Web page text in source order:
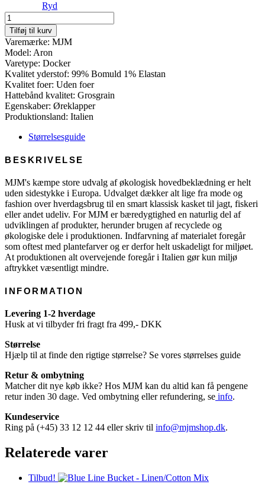
Ryd
Aron
-
41
Bamboo/Recycled
Polyester
antal
Tilføj til kurv
Varemærke: MJM
Model: Aron
Varetype: Docker
Kvalitet yderstof: 99% Bomuld 1% Elastan
Kvalitet foer: Uden foer
Hattebånd kvalitet: Grosgrain
Egenskaber: Øreklapper
Produktionsland: Italien
Størrelsesguide
BESKRIVELSE
MJM's kæmpe store udvalg af økologisk hovedbeklædning er helt
uden sidestykke i Europa. Udvalget dækker alt lige fra mode og
fashion over hverdagsbrug til en smart klassisk kasket til jagt, fiskeri
eller andet udeliv. For MJM er bæredygtighed en naturlig del af
udviklingen af produkter, herunder brugen af recyclede og
økologiske dele i produktionen. Indfarvning af materialet foregår
som oftest med plantefarver og er derfor helt uskadeligt for miljøet.
At produktionen alt overvejende foregår i Italien gør kun miljø
aftrykket væsentligt mindre.
INFORMATION
Levering 1-2 hverdage
Husk at vi tilbyder fri fragt fra 499,- DKK
Størrelse
Hjælp til at finde den rigtige størrelse? Se vores størrelses guide
Retur & ombytning
Matcher dit nye køb ikke? Hos MJM kan du altid kan få pengene
retur inden 30 dage. Ved ombytning eller refundering, se info.
Kundeservice
Ring på (+45) 33 12 12 44 eller skriv til info@mjmshop.dk.
Relaterede varer
Tilbud!